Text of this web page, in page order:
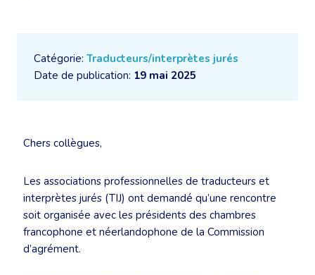
Catégorie: Traducteurs/interprètes jurés
Date de publication: 19 mai 2025
Chers collègues,
Les associations professionnelles de traducteurs et
interprètes jurés (TIJ) ont demandé qu’une rencontre
soit organisée avec les présidents des chambres
francophone et néerlandophone de la Commission
d’agrément.